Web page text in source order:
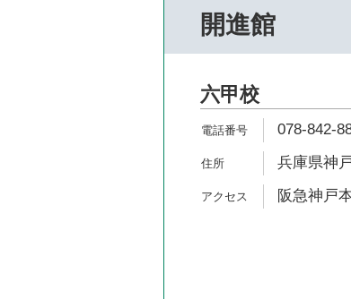
開進館
六甲校
078-842-
兵庫県神
阪急神戸